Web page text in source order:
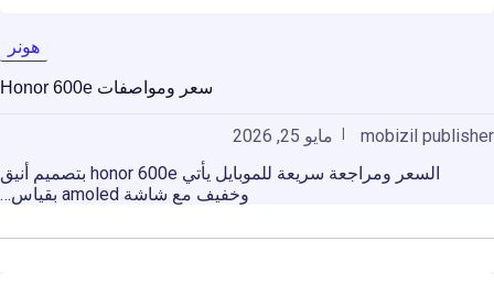
هونر
سعر ومواصفات Honor 600e
mobizil publisher
مايو 25, 2026
السعر ومراجعة سريعة للموبايل يأتي honor 600e بتصميم أنيق
وخفيف مع شاشة amoled بقياس…